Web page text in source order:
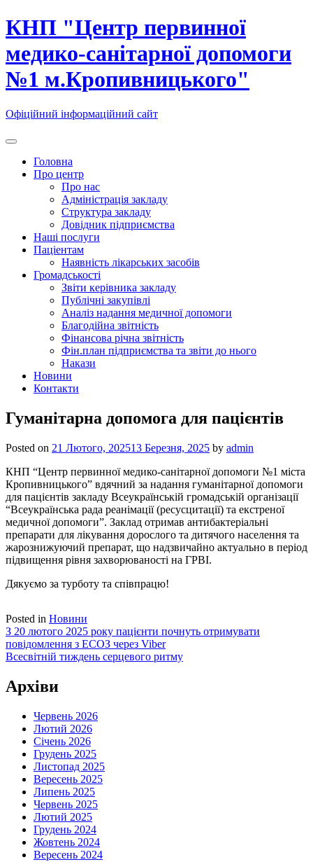
Skip
to
КНП "Центр первинної
медико-санітарної допомоги
№1 м.Кропивницького"
Офіційний інформаційний сайт
Головна
Про центр
Про нас
Адміністрація закладу
Структура закладу
Довідник підприємства
Наші послуги
Паціентам
Наявність лікарських засобів
Громадськості
Звіти керівника закладу
Публічні закупівлі
Аналіз надання медичної допомоги
Благодійна звітність
Фінансова річна звітність
Фін.план підприємства та звіти до нього
Накази
Новини
Контакти
Гуманітарна допомога для пацієнтів
Posted on 21 Лютого, 202513 Березня, 2025 by admin
КНП “Центр первинної медико-санітарної допомоги №1 міста
Кропивницького” вдячний за надання гуманітарної допомоги
для пацієнтів закладу Всеукраїнській громадській організації
“Всеукраїнська рада реанімації (ресусцитації) та екстреної
медичної допомоги”. Заклад отримав антибактеріальні
препарати для лікування дорослого та дитячого населення та
жарознижуючий препарат, що надзвичайно актуально в період
підвищення рівня захворюваності на ГРВІ.
Дякуємо за турботу та співпрацю!
Posted in Новини
Навігація
записів
З 20 лютого 2025 року пацієнти почнуть отримувати
повідомлення з ЕСОЗ через Viber
Всесвітній тиждень серцевого ритму
Архіви
Червень 2026
Лютий 2026
Січень 2026
Грудень 2025
Листопад 2025
Вересень 2025
Липень 2025
Червень 2025
Лютий 2025
Грудень 2024
Жовтень 2024
Вересень 2024